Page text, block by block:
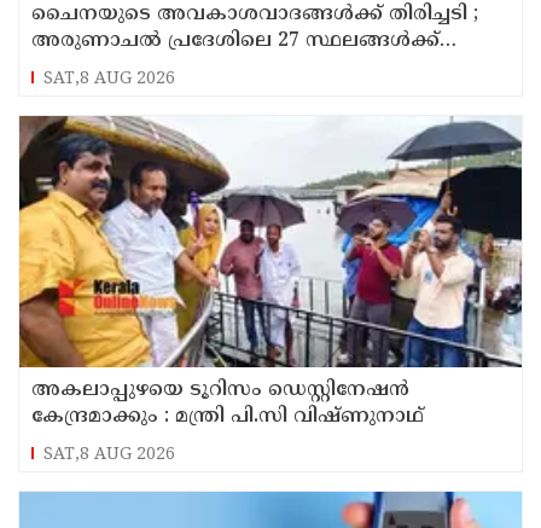
ചൈനയുടെ അവകാശവാദങ്ങൾക്ക് തിരിച്ചടി ;
അരുണാചൽ പ്രദേശിലെ 27 സ്ഥലങ്ങൾക്ക്
ഔദ്യോഗിക പേരുകൾ നൽകി ഇന്ത്യ
SAT,8 AUG 2026
അകലാപ്പുഴയെ ടൂറിസം ഡെസ്റ്റിനേഷന്‍
കേന്ദ്രമാക്കും : മന്ത്രി പി.സി വിഷ്ണുനാഥ്
SAT,8 AUG 2026